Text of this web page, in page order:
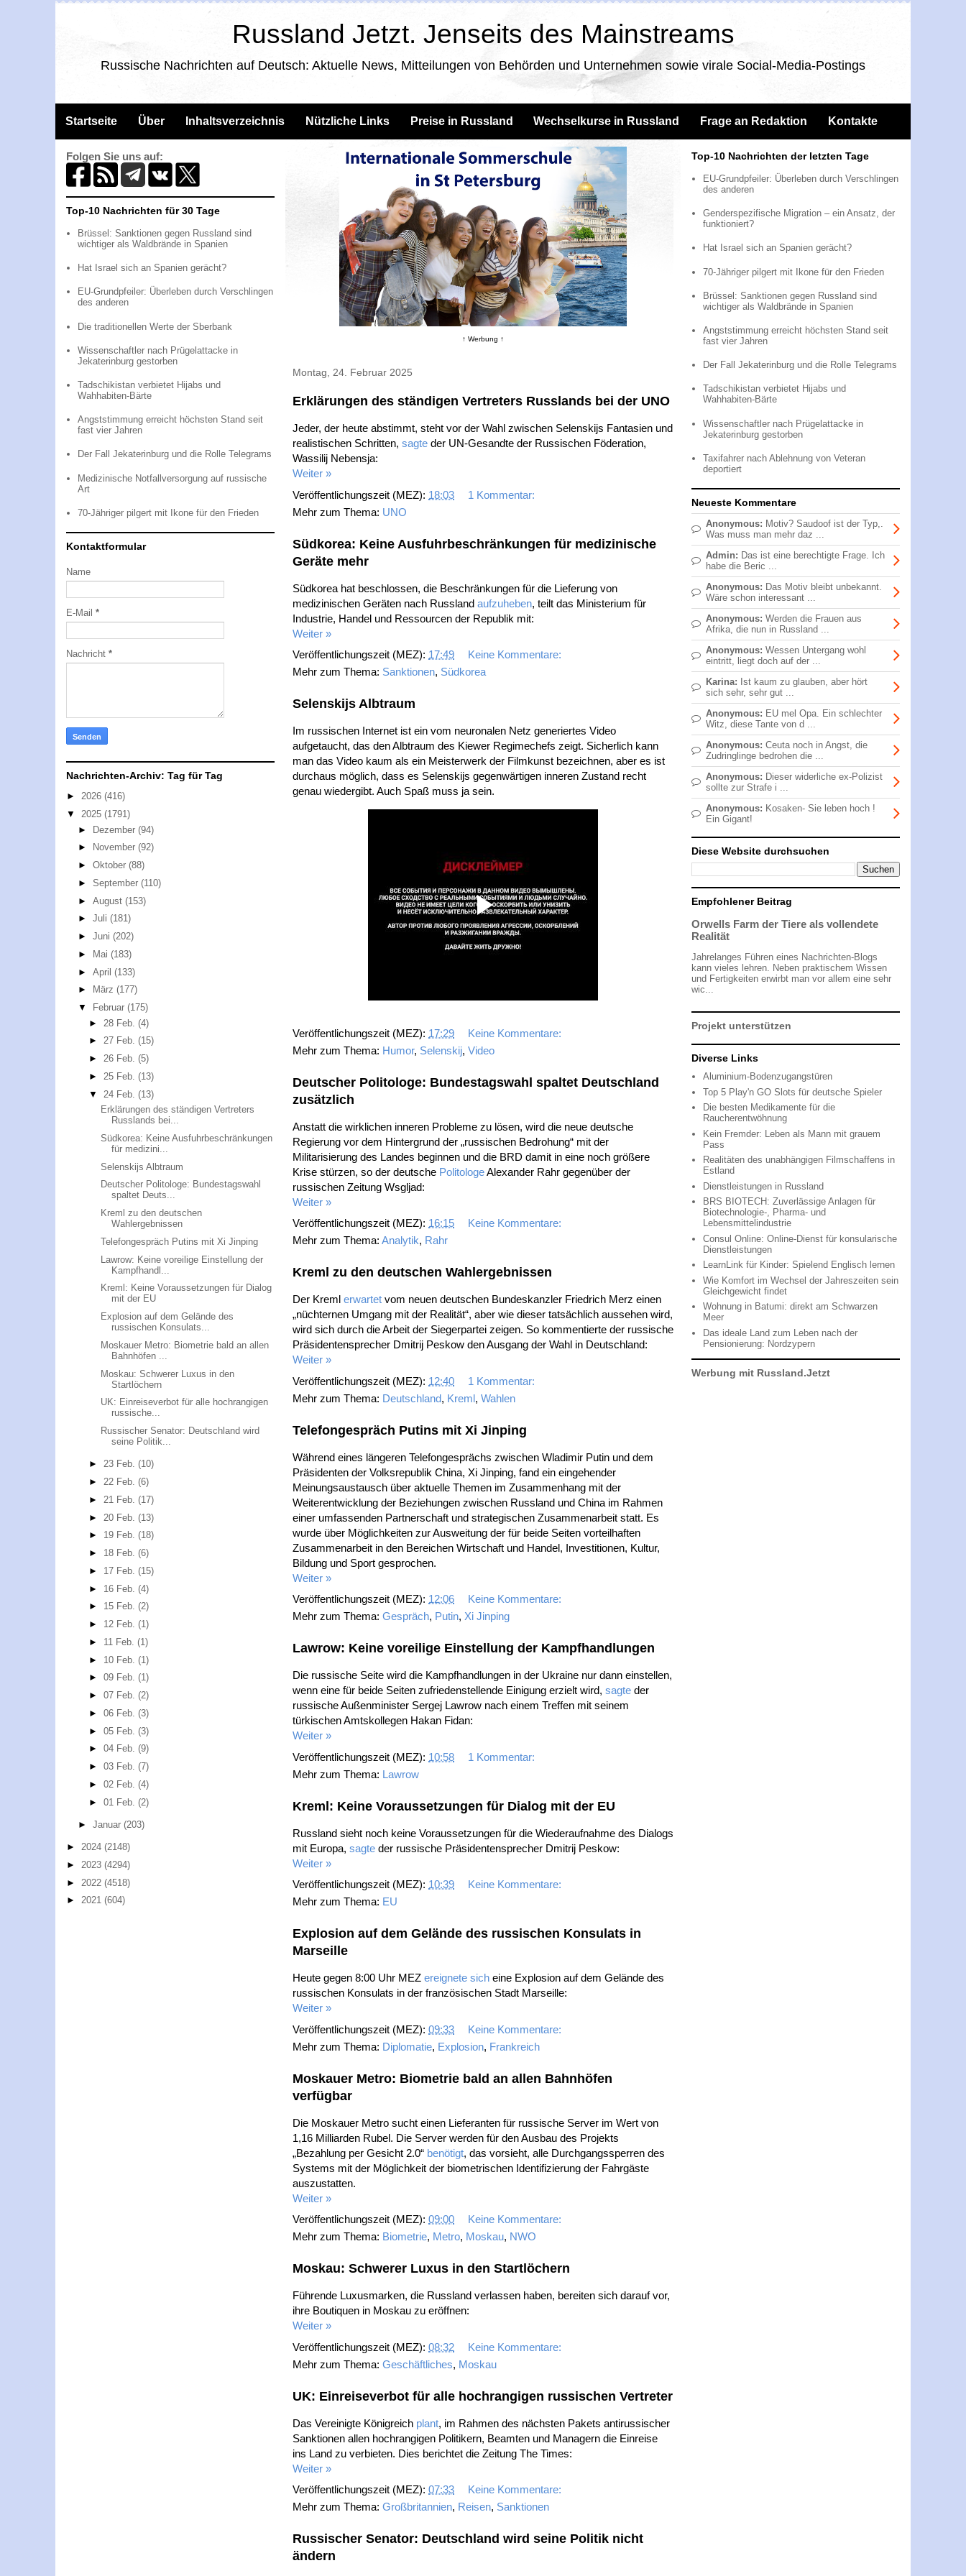
Russland Jetzt. Jenseits des Mainstreams
Russische Nachrichten auf Deutsch: Aktuelle News, Mitteilungen von Behörden und Unternehmen sowie virale Social-Media-Postings
Startseite Über Inhaltsverzeichnis Nützliche Links Preise in Russland Wechselkurse in Russland Frage an Redaktion Kontakte
↑ Werbung ↑
Montag, 24. Februar 2025
Erklärungen des ständigen Vertreters Russlands bei der UNO
Jeder, der heute abstimmt, steht vor der Wahl zwischen Selenskijs Fantasien und
realistischen Schritten, sagte der UN-Gesandte der Russischen Föderation,
Wassilij Nebensja:
Weiter »
Veröffentlichungszeit (MEZ): 18:03
1 Kommentar:
Mehr zum Thema: UNO
Südkorea: Keine Ausfuhrbeschränkungen für medizinische
Geräte mehr
Südkorea hat beschlossen, die Beschränkungen für die Lieferung von
medizinischen Geräten nach Russland aufzuheben, teilt das Ministerium für
Industrie, Handel und Ressourcen der Republik mit:
Weiter »
Veröffentlichungszeit (MEZ): 17:49
Keine Kommentare:
Mehr zum Thema: Sanktionen, Südkorea
Selenskijs Albtraum
Im russischen Internet ist ein vom neuronalen Netz generiertes Video
aufgetaucht, das den Albtraum des Kiewer Regimechefs zeigt. Sicherlich kann
man das Video kaum als ein Meisterwerk der Filmkunst bezeichnen, aber es ist
durchaus möglich, dass es Selenskijs gegenwärtigen inneren Zustand recht
genau wiedergibt. Auch Spaß muss ja sein.
Veröffentlichungszeit (MEZ): 17:29
Keine Kommentare:
Mehr zum Thema: Humor, Selenskij, Video
Deutscher Politologe: Bundestagswahl spaltet Deutschland
zusätzlich
Anstatt die wirklichen inneren Probleme zu lösen, wird die neue deutsche
Regierung vor dem Hintergrund der „russischen Bedrohung“ mit der
Militarisierung des Landes beginnen und die BRD damit in eine noch größere
Krise stürzen, so der deutsche PolitologeAlexander Rahr gegenüber der
russischen Zeitung Wsgljad:
Weiter »
Veröffentlichungszeit (MEZ): 16:15
Keine Kommentare:
Mehr zum Thema: Analytik, Rahr
Kreml zu den deutschen Wahlergebnissen
Der Kreml erwartet vom neuen deutschen Bundeskanzler Friedrich Merz einen
„nüchternen Umgang mit der Realität“, aber wie dieser tatsächlich aussehen wird,
wird sich durch die Arbeit der Siegerpartei zeigen. So kommentierte der russische
Präsidentensprecher Dmitrij Peskow den Ausgang der Wahl in Deutschland:
Weiter »
Veröffentlichungszeit (MEZ): 12:40
1 Kommentar:
Mehr zum Thema: Deutschland, Kreml, Wahlen
Telefongespräch Putins mit Xi Jinping
Während eines längeren Telefongesprächs zwischen Wladimir Putin und dem
Präsidenten der Volksrepublik China, Xi Jinping, fand ein eingehender
Meinungsaustausch über aktuelle Themen im Zusammenhang mit der
Weiterentwicklung der Beziehungen zwischen Russland und China im Rahmen
einer umfassenden Partnerschaft und strategischen Zusammenarbeit statt. Es
wurde über Möglichkeiten zur Ausweitung der für beide Seiten vorteilhaften
Zusammenarbeit in den Bereichen Wirtschaft und Handel, Investitionen, Kultur,
Bildung und Sport gesprochen.
Weiter »
Veröffentlichungszeit (MEZ): 12:06
Keine Kommentare:
Mehr zum Thema: Gespräch, Putin, Xi Jinping
Lawrow: Keine voreilige Einstellung der Kampfhandlungen
Die russische Seite wird die Kampfhandlungen in der Ukraine nur dann einstellen,
wenn eine für beide Seiten zufriedenstellende Einigung erzielt wird, sagte der
russische Außenminister Sergej Lawrow nach einem Treffen mit seinem
türkischen Amtskollegen Hakan Fidan:
Weiter »
Veröffentlichungszeit (MEZ): 10:58
1 Kommentar:
Mehr zum Thema: Lawrow
Kreml: Keine Voraussetzungen für Dialog mit der EU
Russland sieht noch keine Voraussetzungen für die Wiederaufnahme des Dialogs
mit Europa, sagte der russische Präsidentensprecher Dmitrij Peskow:
Weiter »
Veröffentlichungszeit (MEZ): 10:39
Keine Kommentare:
Mehr zum Thema: EU
Explosion auf dem Gelände des russischen Konsulats in
Marseille
Heute gegen 8:00 Uhr MEZ ereignete sich eine Explosion auf dem Gelände des
russischen Konsulats in der französischen Stadt Marseille:
Weiter »
Veröffentlichungszeit (MEZ): 09:33
Keine Kommentare:
Mehr zum Thema: Diplomatie, Explosion, Frankreich
Moskauer Metro: Biometrie bald an allen Bahnhöfen
verfügbar
Die Moskauer Metro sucht einen Lieferanten für russische Server im Wert von
1,16 Milliarden Rubel. Die Server werden für den Ausbau des Projekts
„Bezahlung per Gesicht 2.0“ benötigt, das vorsieht, alle Durchgangssperren des
Systems mit der Möglichkeit der biometrischen Identifizierung der Fahrgäste
auszustatten.
Weiter »
Veröffentlichungszeit (MEZ): 09:00
Keine Kommentare:
Mehr zum Thema: Biometrie, Metro, Moskau, NWO
Moskau: Schwerer Luxus in den Startlöchern
Führende Luxusmarken, die Russland verlassen haben, bereiten sich darauf vor,
ihre Boutiquen in Moskau zu eröffnen:
Weiter »
Veröffentlichungszeit (MEZ): 08:32
Keine Kommentare:
Mehr zum Thema: Geschäftliches, Moskau
UK: Einreiseverbot für alle hochrangigen russischen Vertreter
Das Vereinigte Königreich plant, im Rahmen des nächsten Pakets antirussischer
Sanktionen allen hochrangigen Politikern, Beamten und Managern die Einreise
ins Land zu verbieten. Dies berichtet die Zeitung The Times:
Weiter »
Veröffentlichungszeit (MEZ): 07:33
Keine Kommentare:
Mehr zum Thema: Großbritannien, Reisen, Sanktionen
Russischer Senator: Deutschland wird seine Politik nicht
ändern
Folgen Sie uns auf:
Top-10 Nachrichten für 30 Tage
Brüssel: Sanktionen gegen Russland sind
wichtiger als Waldbrände in Spanien
Hat Israel sich an Spanien gerächt?
EU-Grundpfeiler: Überleben durch Verschlingen
des anderen
Die traditionellen Werte der Sberbank
Wissenschaftler nach Prügelattacke in
Jekaterinburg gestorben
Tadschikistan verbietet Hijabs und
Wahhabiten-Bärte
Angststimmung erreicht höchsten Stand seit
fast vier Jahren
Der Fall Jekaterinburg und die Rolle Telegrams
Medizinische Notfallversorgung auf russische
Art
70-Jähriger pilgert mit Ikone für den Frieden
Kontaktformular
Name
E-Mail *
Nachricht *
Nachrichten-Archiv: Tag für Tag
► 2026 (416)
▼ 2025 (1791)
► Dezember (94)
►
November (92)
► Oktober (88)
► September (110)
► August (153)
► Juli (181)
► Juni (202)
►
Mai (183)
► April (133)
►
März (177)
▼
Februar (175)
► 28 Feb.(4)
►27 Feb.(15)
►26 Feb.(5)
► 25 Feb.(13)
▼ 24 Feb.(13)
Erklärungen des ständigen Vertreters
Russlands bei...
Südkorea: Keine Ausfuhrbeschränkungen
für medizini...
Selenskijs Albtraum
Deutscher Politologe: Bundestagswahl
spaltet Deuts...
Kreml zu den deutschen
Wahlergebnissen
Telefongespräch Putins mit Xi Jinping
Lawrow: Keine voreilige Einstellung der
Kampfhandl...
Kreml: Keine Voraussetzungen für Dialog
mit der EU
Explosion auf dem Gelände des
russischen Konsulats...
Moskauer Metro: Biometrie bald an allen
Bahnhöfen ...
Moskau: Schwerer Luxus in den
Startlöchern
UK: Einreiseverbot für alle hochrangigen
russische...
Russischer Senator: Deutschland wird
seine Politik...
►23 Feb.(10)
►22 Feb.(6)
► 21 Feb.(17)
► 20 Feb.(13)
► 19 Feb.(18)
► 18 Feb.(6)
► 17 Feb.(15)
► 16 Feb.(4)
► 15 Feb.(2)
► 12 Feb.(1)
► 11 Feb.(1)
► 10 Feb.(1)
►09 Feb.(1)
►07 Feb.(2)
►06 Feb.(3)
►05 Feb.(3)
►04 Feb.(9)
►03 Feb.(7)
►02 Feb.(4)
►01 Feb.(2)
► Januar (203)
► 2024 (2148)
► 2023 (4294)
► 2022 (4518)
► 2021 (604)
Top-10 Nachrichten der letzten Tage
EU-Grundpfeiler: Überleben durch Verschlingen
des anderen
Genderspezifische Migration – ein Ansatz, der
funktioniert?
Hat Israel sich an Spanien gerächt?
70-Jähriger pilgert mit Ikone für den Frieden
Brüssel: Sanktionen gegen Russland sind
wichtiger als Waldbrände in Spanien
Angststimmung erreicht höchsten Stand seit
fast vier Jahren
Der Fall Jekaterinburg und die Rolle Telegrams
Tadschikistan verbietet Hijabs und
Wahhabiten-Bärte
Wissenschaftler nach Prügelattacke in
Jekaterinburg gestorben
Taxifahrer nach Ablehnung von Veteran
deportiert
Neueste Kommentare
Anonymous: Motiv? Saudoof ist der Typ,.
Was muss man mehr daz ...
Admin: Das ist eine berechtigte Frage. Ich
habe die Beric ...
Anonymous: Das Motiv bleibt unbekannt.
Wäre schon interessant ...
Anonymous: Werden die Frauen aus
Afrika, die nun in Russland ...
Anonymous: Wessen Untergang wohl
eintritt, liegt doch auf der ...
Karina: Ist kaum zu glauben, aber hört
sich sehr, sehr gut ...
Anonymous: EU mel Opa. Ein schlechter
Witz, diese Tante von d ...
Anonymous: Ceuta noch in Angst, die
Zudringlinge bedrohen die ...
Anonymous: Dieser widerliche ex-Polizist
sollte zur Strafe i ...
Anonymous: Kosaken- Sie leben hoch !
Ein Gigant!
Diese Website durchsuchen
Empfohlener Beitrag
Orwells Farm der Tiere als vollendete
Realität
Jahrelanges Führen eines Nachrichten-Blogs
kann vieles lehren. Neben praktischem Wissen
und Fertigkeiten erwirbt man vor allem eine sehr
wic...
Projekt unterstützen
Diverse Links
Aluminium-Bodenzugangstüren
Top 5 Play'n GO Slots für deutsche Spieler
Die besten Medikamente für die
Raucherentwöhnung
Kein Fremder: Leben als Mann mit grauem
Pass
Realitäten des unabhängigen Filmschaffens in
Estland
Dienstleistungen in Russland
BRS BIOTECH: Zuverlässige Anlagen für
Biotechnologie-, Pharma- und
Lebensmittelindustrie
Consul Online: Online-Dienst für konsularische
Dienstleistungen
LearnLink für Kinder: Spielend Englisch lernen
Wie Komfort im Wechsel der Jahreszeiten sein
Gleichgewicht findet
Wohnung in Batumi: direkt am Schwarzen
Meer
Das ideale Land zum Leben nach der
Pensionierung: Nordzypern
Werbung mit Russland.Jetzt